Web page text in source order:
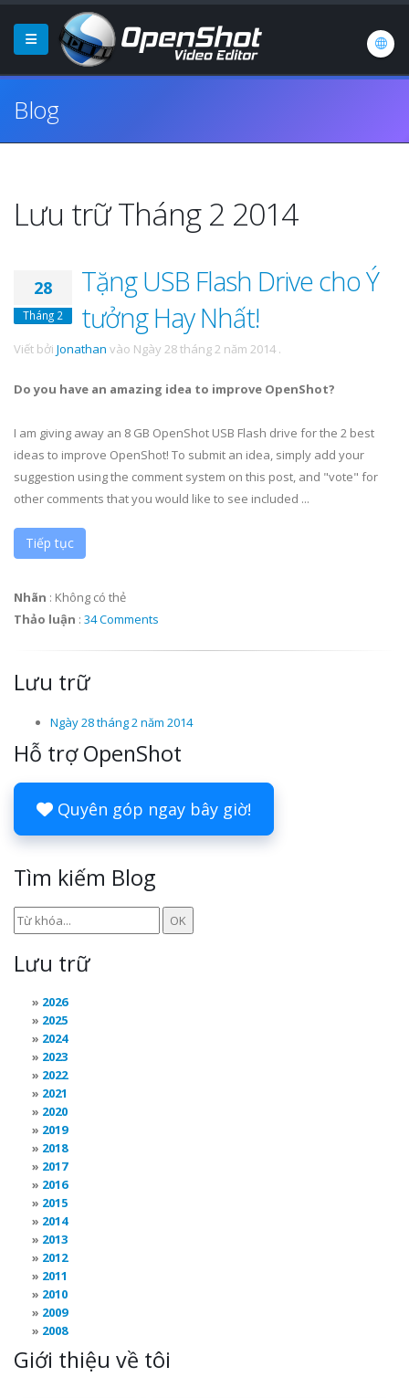
Blog
Lưu trữ Tháng 2 2014
28
Tháng 2
Tặng USB Flash Drive cho Ý
tưởng Hay Nhất!
Viết bởi Jonathan vào Ngày 28 tháng 2 năm 2014 .
Do you have an amazing idea to improve OpenShot?
I am giving away an 8 GB OpenShot USB Flash drive for the 2 best
ideas to improve OpenShot! To submit an idea, simply add your
suggestion using the comment system on this post, and "vote" for
other comments that you would like to see included ...
Tiếp tục
Nhãn : Không có thẻ
Thảo luận : 34 Comments
Lưu trữ
Ngày 28 tháng 2 năm 2014
Hỗ trợ OpenShot
Quyên góp ngay bây giờ!
Tìm kiếm Blog
Lưu trữ
2026
2025
2024
2023
2022
2021
2020
2019
2018
2017
2016
2015
2014
2013
2012
2011
2010
2009
2008
Giới thiệu về tôi